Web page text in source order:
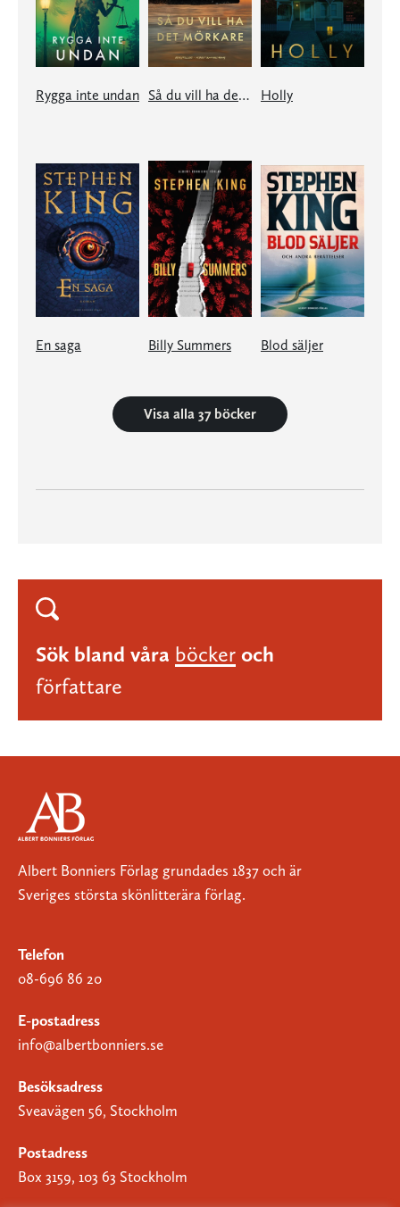
Rygga inte undan Så du vill ha det mörkare Holly
En saga Billy Summers Blod säljer
Visa alla 37 böcker
Sök bland våra böcker och
författare
Albert Bonniers Förlag grundades 1837 och är
Sveriges största skönlitterära förlag.
Telefon
08-696 86 20
E-postadress
info@albertbonniers.se
Besöksadress
Sveavägen 56, Stockholm
Postadress
Box 3159, 103 63 Stockholm